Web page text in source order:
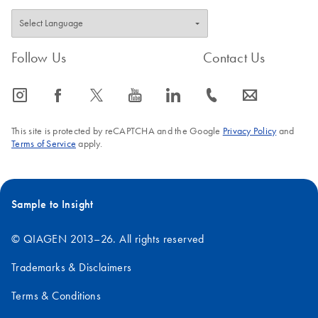
FAQ-2009
DNA.
FAQ-2010
Follow Us
icon_0065_instagram-s icon_0064_facebook-s icon_0340_cc_gen_x-s icon_0077_youtube-s icon_0066_linkedin-s
Contact Us
icon_0072_phone-s icon_0063_envelope-s
This site is protected by reCAPTCHA and the Google Privacy Policyand
Terms of Service apply.
Sample to Insight
© QIAGEN 2013–26. All rights reserved
Trademarks & Disclaimers
Terms & Conditions